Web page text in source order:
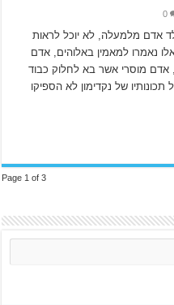
0
אדם מלמעלה, לא יוכל לראות
(יוחנן ג’ 3). מלים אלו נאמרו למאמין באלוהים, אדם
מוסרי אשר בא לחלוק כבוד
תכונותיו של נקדימון לא הספיקו
Page 1 of 3